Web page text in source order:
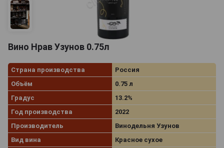
Вино Нрав Узунов 0.75л
Страна производства
Россия
Объём
0.75 л
Градус
13.2%
Год производства
2022
Производитель
Винодельня Узунов
Вид вина
Красное сухое